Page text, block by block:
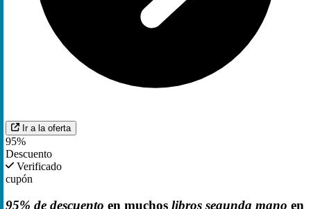
Ir a la oferta
95%
Descuento
Verificado
cupón
95% de descuento en muchos libros segunda mano en